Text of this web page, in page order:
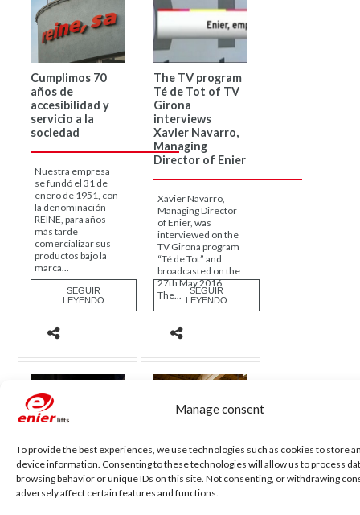
Manage consent
To provide the best experiences, we use technologies such as cookies to store
device information. Consenting to these technologies will allow us to process
browsing behavior or unique IDs on this site. Not consenting, or withdrawing
adversely affect certain features and functions.
Cumplimos 70
años de
accesibilidad y
servicio a la
sociedad
Nuestra empresa
se fundó el 31 de
enero de 1951, con
la denominación
REINE, para años
más tarde
comercializar sus
productos bajo la
marca...
SEGUIR
LEYENDO
The TV program
Té de Tot of TV
Girona
interviews
Xavier Navarro,
Managing
Director of Enier
Xavier Navarro,
Managing Director
of Enier, was
interviewed on the
TV Girona program
“Té de Tot” and
broadcasted on the
27th May 2016.
The...
SEGUIR
LEYENDO